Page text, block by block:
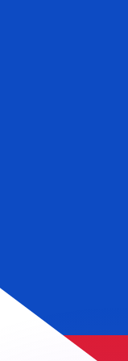
para fins